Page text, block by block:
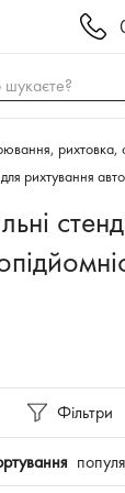
рихтовка,
рихтування
Фільтри